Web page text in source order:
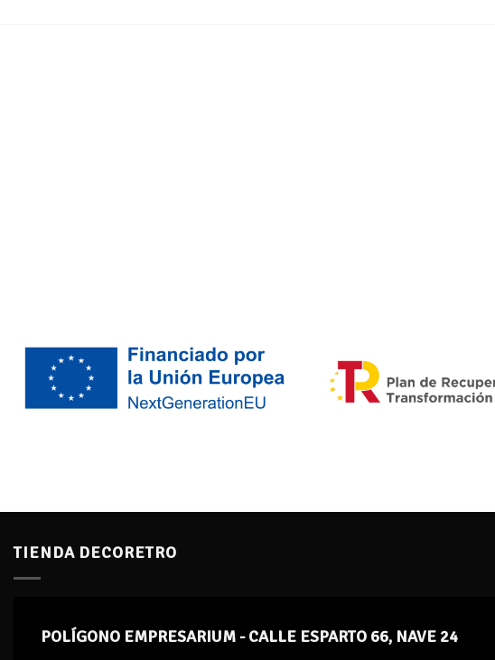
TIENDA DECORETRO
POLÍGONO EMPRESARIUM - CALLE ESPARTO 66, NAVE 24